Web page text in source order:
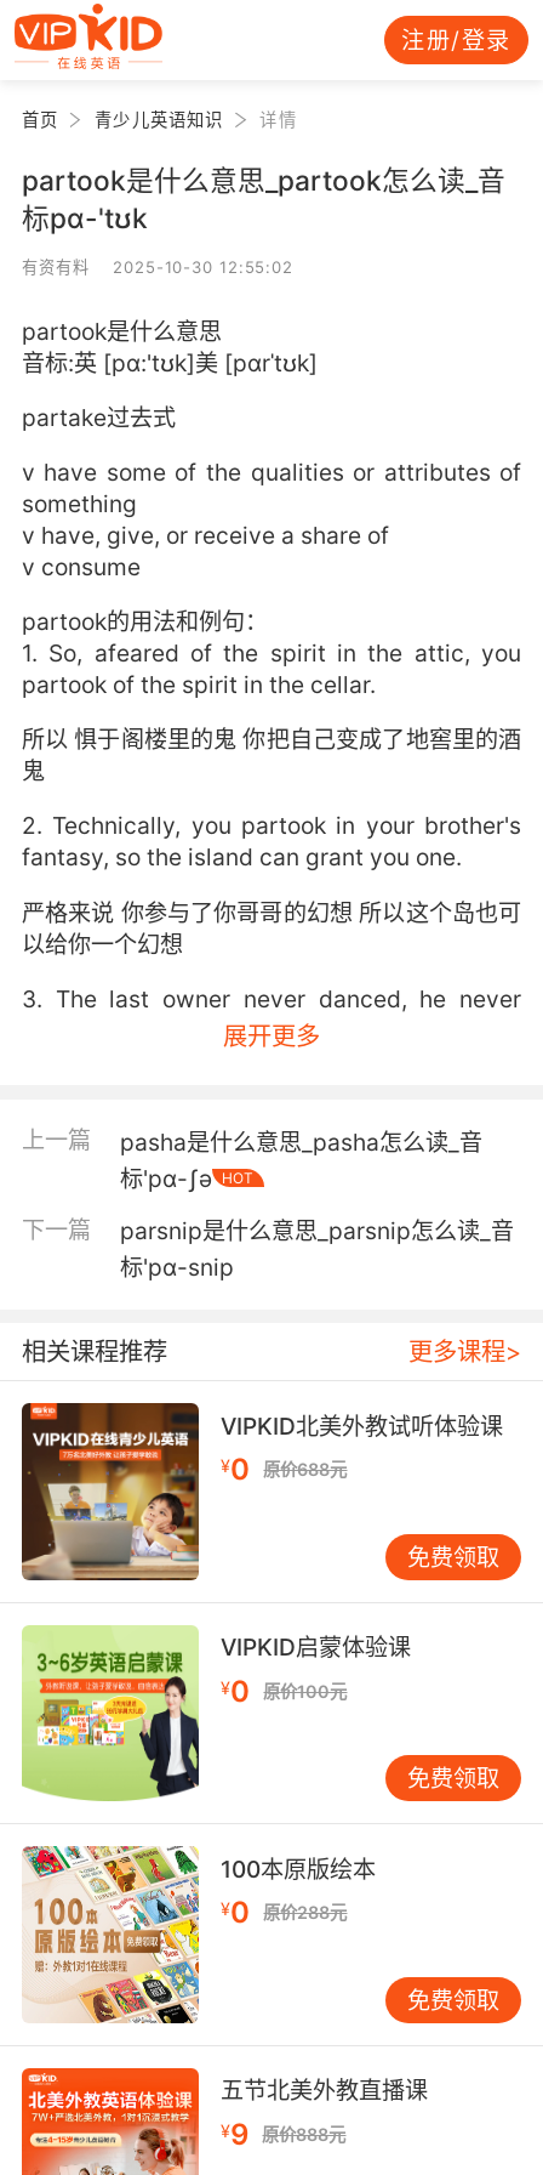
注册/登录
首页 青少儿英语知识 详情
partook是什么意思_partook怎么读_音
标pɑ-'tʊk
有资有料 2025-10-30 12:55:02
partook是什么意思
音标:英 [pɑ:'tʊk]美 [pɑrˈtʊk]
partake过去式
v have some of the qualities or attributes of
something
v have, give, or receive a share of
v consume
partook的用法和例句：
1. So, afeared of the spirit in the attic, you
partook of the spirit in the cellar.
所以 惧于阁楼里的鬼 你把自己变成了地窖里的酒
鬼
2. Technically, you partook in your brother's
fantasy, so the island can grant you one.
严格来说 你参与了你哥哥的幻想 所以这个岛也可
以给你一个幻想
3. The last owner never danced, he never
drank, never partook in any of the reasons
何活动
days past, and that, the sole conversation in
which he and I have partook in almost six
我们三天前谈过半小时 这段对话 是我们六年来唯
一的一次
展开更多
上一篇
pasha是什么意思_pasha怎么读_音
标'pɑ-ʃә
HOT
下一篇
parsnip是什么意思_parsnip怎么读_音
标'pɑ-snip
相关课程推荐 更多课程>
VIPKID北美外教试听体验课
¥0 原价688元
免费领取
VIPKID启蒙体验课
¥0 原价100元
免费领取
100本原版绘本
¥0 原价288元
免费领取
五节北美外教直播课
¥9 原价888元